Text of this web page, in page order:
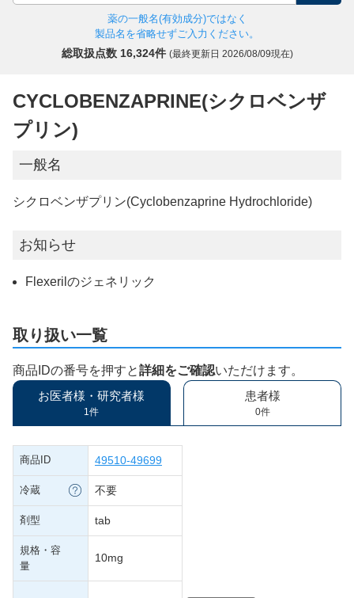
薬の一般名(有効成分)ではなく
製品名を省略せずご入力ください。
総取扱点数 16,324件 (最終更新日 2026/08/09現在)
CYCLOBENZAPRINE(シクロベンザ
プリン)
一般名
シクロベンザプリン(Cyclobenzaprine Hydrochloride)
お知らせ
Flexerilのジェネリック
取り扱い一覧
商品IDの番号を押すと詳細をご確認いただけます。
お医者様・研究者様
1件
患者様
0件
商品ID 49510-49699
冷蔵 不要
剤型 tab
規格・容
量
10mg